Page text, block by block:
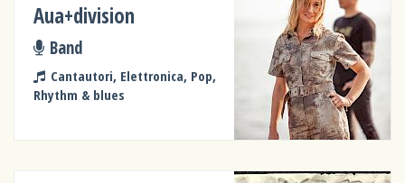
Aua+division
Band
Cantautori, Elettronica, Pop,
Rhythm & blues